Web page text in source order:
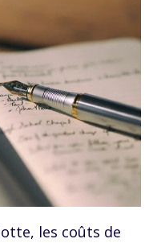
les coûts de